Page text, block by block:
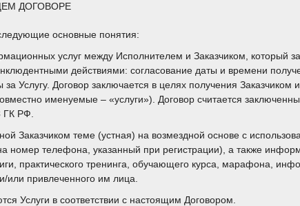
ДОГОВОРЕ
основные понятия:
услуг между Исполнителем и Заказчиком, который
действиями: согласование даты и времени
за Услугу. Договор заключается в целях получения Заказчиком
именуемые – «услуги»). Договор считается
ГК РФ.
Заказчиком теме (устная) на возмездной основе с
номер телефона, указанный при регистрации), а также
практического тренинга, обучающего курса, марафона,
привлеченного им лица.
Услуги в соответствии с настоящим Договором.